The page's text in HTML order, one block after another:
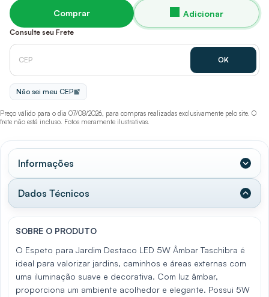
Comprar
Consulte seu Frete
Não sei meu CEP
Preço válido para o dia 07/08/2026, para compras realizadas exclusivamente pelo site. O
frete não está incluso. Fotos meramente ilustrativas.
Informações
Dados Técnicos
SOBRE O PRODUTO
O Espeto para Jardim Destaco LED 5W Âmbar Taschibra é
ideal para valorizar jardins, caminhos e áreas externas com
uma iluminação suave e decorativa. Com luz âmbar,
proporciona um ambiente acolhedor e elegante. Possui 5W